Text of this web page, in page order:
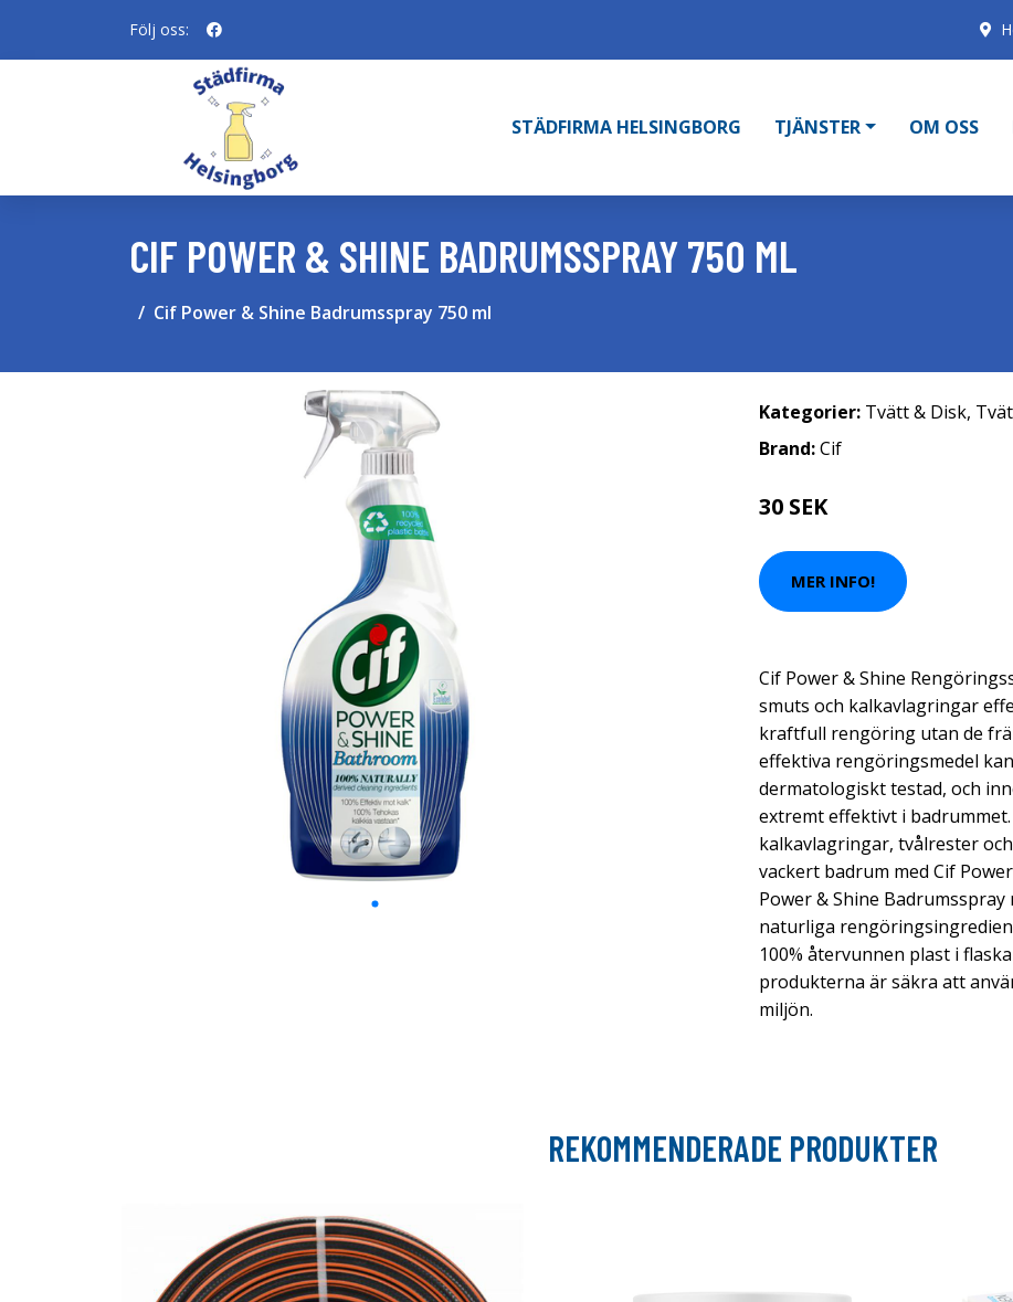
Följ oss:
STÄDFIRMA HELSINGBORG TJÄNSTER OM OSS
CIF POWER & SHINE BADRUMSSPRAY 750 ML
Cif Power & Shine Badrumsspray 750 ml
Kategorier: Tvätt & Disk,
Brand:Cif
30 SEK
MER INFO!
Cif Power & Shine
smuts och kalkavlagringar
kraftfull rengöring utan de
effektiva rengöringsmedel
dermatologiskt testad, och
extremt effektivt i
kalkavlagringar, tvålrester
vackert badrum med Cif
Power & Shine
naturliga
100% återvunnen plast i
produkterna är säkra att
miljön.
REKOMMENDERADE PRODUKTER